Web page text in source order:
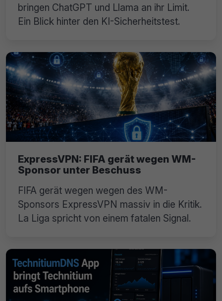
bringen ChatGPT und Llama an ihr Limit.
Ein Blick hinter den KI-Sicherheitstest.
ExpressVPN: FIFA gerät wegen WM-
Sponsor unter Beschuss
FIFA gerät wegen wegen des WM-
Sponsors ExpressVPN massiv in die Kritik.
La Liga spricht von einem fatalen Signal.